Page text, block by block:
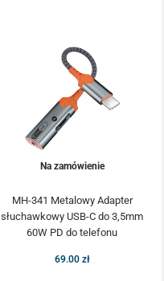
Na zamówienie
MH-341 Metalowy Adapter
słuchawkowy USB-C do 3,5mm
60W PD do telefonu
69.00 zł